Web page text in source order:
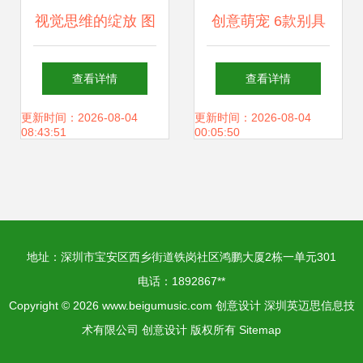
视觉思维的绽放 图
形创意与创意设计
的交融之美
查看详情
更新时间：2026-08-04
08:43:51
创意萌宠 6款别具
一格的宠物用品设
计灵感，助力网站
查看详情
更新时间：2026-08-04
00:05:50
地址：深圳市宝安区西乡街道铁岗社区鸿鹏大厦2栋一单元301
电话：1892867**
Copyright © 2026 www.beigumusic.com 创意设计 深圳英迈思信息技
术有限公司 创意设计 版权所有 Sitemap